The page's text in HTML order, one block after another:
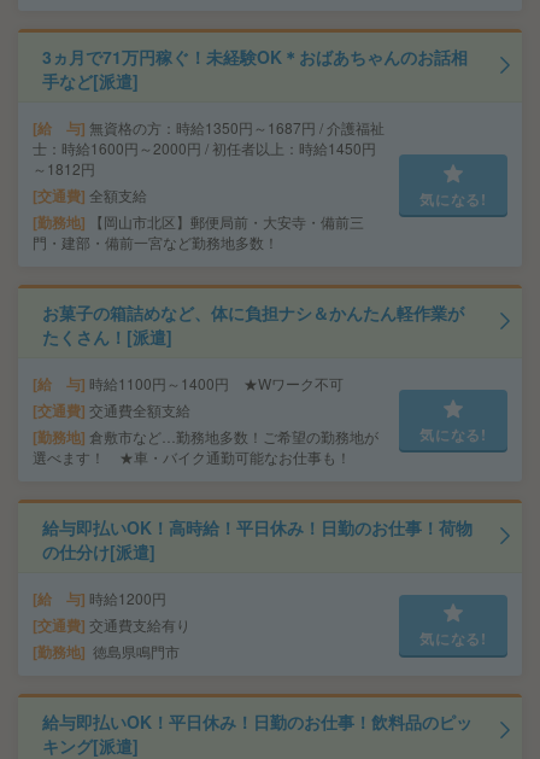
3ヵ月で71万円稼ぐ！未経験OK＊おばあちゃんのお話相
手など[派遣]
給 与 無資格の方：時給1350円～1687円 / 介護福祉
士：時給1600円～2000円 / 初任者以上：時給1450円
～1812円
交通費 全額支給
勤務地
【岡山市北区】郵便局前・大安寺・備前三
門・建部・備前一宮など勤務地多数！
気になる!
お菓子の箱詰めなど、体に負担ナシ＆かんたん軽作業が
たくさん！[派遣]
給 与 時給1100円～1400円 ★Wワーク不可
交通費 交通費全額支給
勤務地 倉敷市など…勤務地多数！ご希望の勤務地が
選べます！ ★車・バイク通勤可能なお仕事も！
気になる!
給与即払いOK！高時給！平日休み！日勤のお仕事！荷物
の仕分け[派遣]
給 与 時給1200円
交通費 交通費支給有り
勤務地 徳島県鳴門市
気になる!
給与即払いOK！平日休み！日勤のお仕事！飲料品のピッ
キング[派遣]